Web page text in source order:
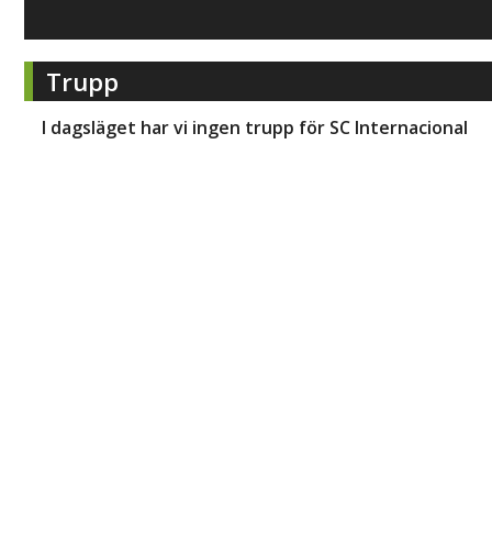
Trupp
I dagsläget har vi ingen trupp för SC Internacional